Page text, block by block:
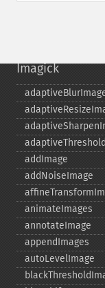
Imagick
addImage
addNoiseImage
animateImages
annotateImage
appendImages
autoLevelImage